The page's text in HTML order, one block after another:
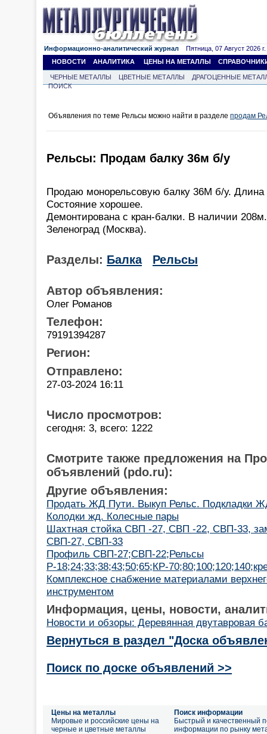
Информационно-аналитический журнал Пятница, 07 Август 2026 г.
НОВОСТИ
АНАЛИТИКА ЦЕНЫ НА МЕТАЛЛЫ
ЧЕРНЫЕ МЕТАЛЛЫ ЦВЕТНЫЕ МЕТАЛЛЫ
ДРАГОЦЕННЫЕ
ПОИСК
Объявления по теме Рельсы можно найти в разделе продам
Рельсы: Продам балку 36м б/у
Продаю монорельсовую балку 36М б/у. Длина
Состояние хорошее.
Демонтирована с кран-балки. В наличии
Зеленоград (Москва).
Разделы: Балка Рельсы
Автор объявления:
Олег Романов
Телефон:
79191394287
Регион:
Отправлено:
27-03-2024 16:11
Число просмотров:
сегодня: 3, всего: 1222
Смотрите также предложения на
объявлений (pdo.ru):
Другие объявления:
Продать ЖД Пути. Выкуп Рельс. Подкладки
Колодки жд. Колесные пары
Шахтная стойка СВП -27, СВП -22, СВП-33,
СВП-27, СВП-33
Профиль СВП-27;СВП-22;Рельсы
Р-18;24;33;38;43;50;65;КР-
Комплексное снабжение материалами
инструментом
Информация, цены, новости,
Новости и обзоры: Деревянная двутавровая
Вернуться в раздел "Доска
Поиск по доске объявлений >>
Цены на металлы
Мировые и российские цены на
черные и цветные металлы
Поиск информации
Быстрый и качественный
информации по рынку